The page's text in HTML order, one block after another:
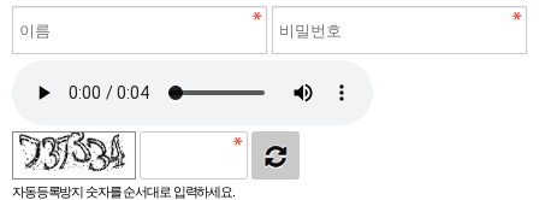
자동등록방지 숫자를 순서대로 입력하세요.